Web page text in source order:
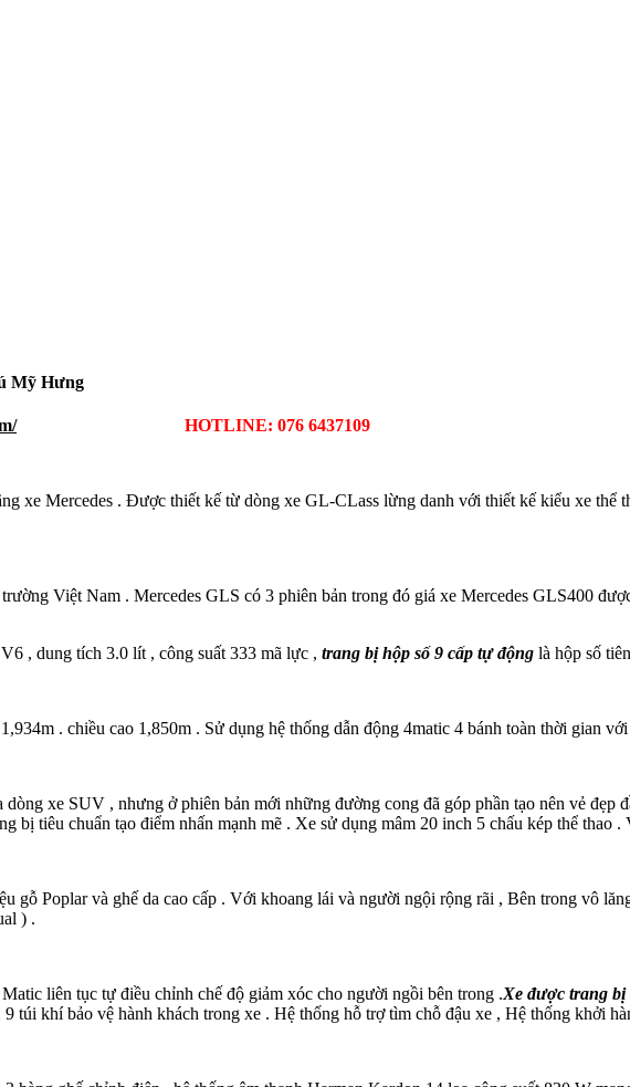
Mỹ Hưng
HOTLINE: 076 6437109
xe Mercedes . Được thiết kế từ dòng xe GL-CLass lừng danh với thiết kế kiểu xe
Việt Nam . Mercedes GLS có 3 phiên bản trong đó giá xe Mercedes GLS400
, dung tích 3.0 lít , công suất 333 mã lực , trang bị hộp số 9 cấp tự động là hộp số
. chiều cao 1,850m . Sử dụng hệ thống dẫn động 4matic 4 bánh toàn thời gian
dòng xe SUV , nhưng ở phiên bản mới những đường cong đã góp phần tạo nên vẻ
bị tiêu chuẩn tạo điểm nhấn mạnh mẽ . Xe sử dụng mâm 20 inch 5 chấu kép thể thao
gỗ Poplar và ghế da cao cấp . Với khoang lái và người ngội rộng rãi , Bên trong vô
) .
liên tục tự điều chỉnh chế độ giảm xóc cho người ngồi bên trong .Xe được trang
túi khí bảo vệ hành khách trong xe . Hệ thống hỗ trợ tìm chỗ đậu xe , Hệ thống khởi